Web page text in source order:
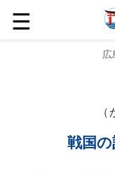
☰
戦国